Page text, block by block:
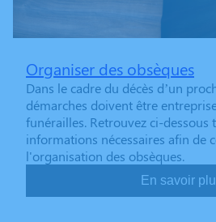
Organiser des obsèques
Dans le cadre du décès d’un
démarches doivent être
funérailles. Retrouvez ci-dessous
informations nécessaires afin de
l'organisation des obsèques.
En savoir